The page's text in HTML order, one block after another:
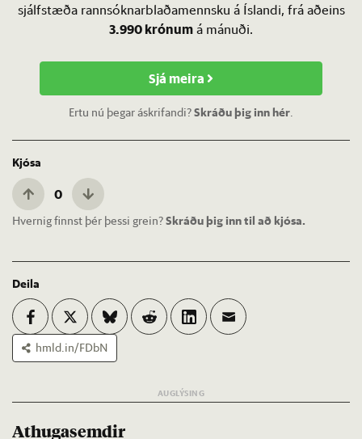
sjálfstæða rannsóknarblaðamennsku á Íslandi, frá aðeins
3.990 krónum á mánuði.
Sjá meira
Ertu nú þegar áskrifandi?Skráðu þig inn hér.
Kjósa
0
Hvernig finnst þér þessi grein?Skráðu þig inn til að kjósa.
Deila
hmld.in/FDbN
Athugasemdir